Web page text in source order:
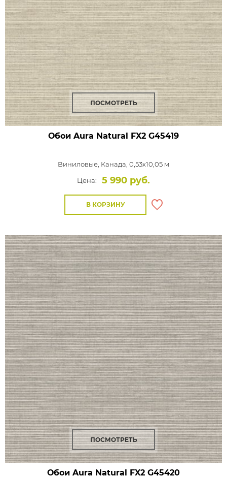
ПОСМОТРЕТЬ
Обои Aura Natural FX2 G45419
Виниловые, Канада, 0,53x10,05 м
Цена:
5 990 руб.
В КОРЗИНУ
ПОСМОТРЕТЬ
Обои Aura Natural FX2 G45420